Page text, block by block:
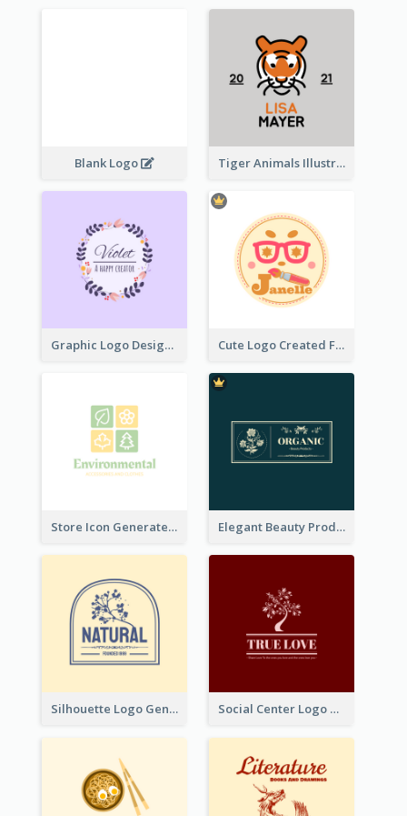
Blank Logo Tiger Animals Illustrations Cute Logo
Graphic Logo Design For Content Creater Cute Logo Created For Personal Channel
Store Icon Generated With Combination Of Differene Elements Elegant Beauty Products Logo Generated With Complicated
Silhouette Logo Generated With Decoration Of Tree Social Center Logo Created With Artistic Graphic Of Tree